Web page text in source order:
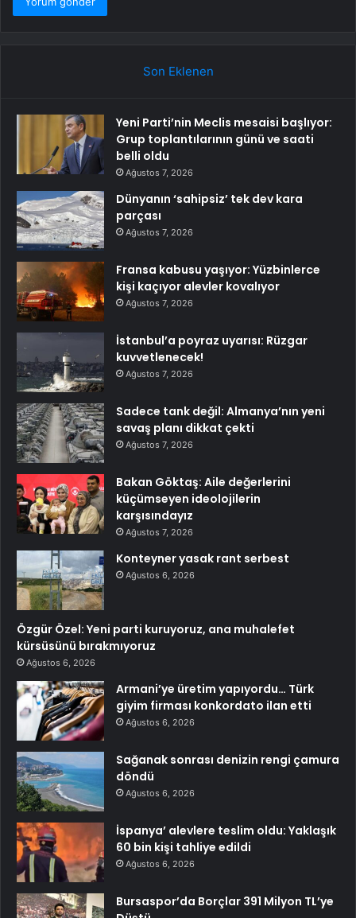
Son Eklenen
Yeni Parti’nin Meclis mesaisi başlıyor:
Grup toplantılarının günü ve saati
belli oldu
Ağustos 7, 2026
Dünyanın ‘sahipsiz’ tek dev kara
parçası
Ağustos 7, 2026
Fransa kabusu yaşıyor: Yüzbinlerce
kişi kaçıyor alevler kovalıyor
Ağustos 7, 2026
İstanbul’a poyraz uyarısı: Rüzgar
kuvvetlenecek!
Ağustos 7, 2026
Sadece tank değil: Almanya’nın yeni
savaş planı dikkat çekti
Ağustos 7, 2026
Bakan Göktaş: Aile değerlerini
küçümseyen ideolojilerin
karşısındayız
Ağustos 7, 2026
Konteyner yasak rant serbest
Ağustos 6, 2026
Özgür Özel: Yeni parti kuruyoruz, ana muhalefet
kürsüsünü bırakmıyoruz
Ağustos 6, 2026
Armani’ye üretim yapıyordu… Türk
giyim firması konkordato ilan etti
Ağustos 6, 2026
Sağanak sonrası denizin rengi çamura
döndü
Ağustos 6, 2026
İspanya’ alevlere teslim oldu: Yaklaşık
60 bin kişi tahliye edildi
Ağustos 6, 2026
Bursaspor’da Borçlar 391 Milyon TL’ye